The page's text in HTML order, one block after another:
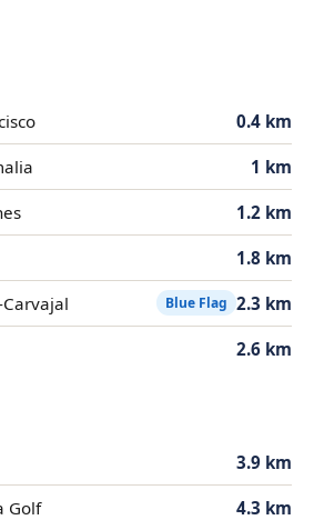
0.4 km
1 km
1.2 km
1.8 km
Blue Flag 2.3 km
2.6 km
3.9 km
Golf 4.3 km